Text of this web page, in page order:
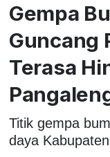
Gempa
Guncang
Terasa
Titik gempa
daya